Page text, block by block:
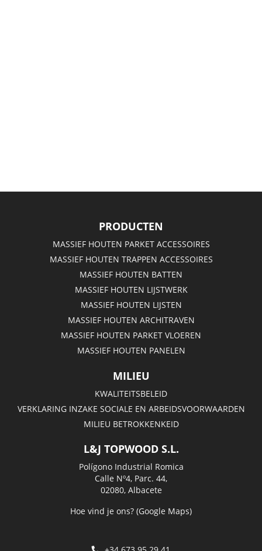
PRODUCTEN
MASSIEF HOUTEN PARKET ACCESSOIRES
MASSIEF HOUTEN TRAPPEN ACCESSOIRES
MASSIEF HOUTEN BATTEN
MASSIEF HOUTEN LIJSTWERK
MASSIEF HOUTEN LIJSTEN
MASSIEF HOUTEN ARCHITRAVEN
MASSIEF HOUTEN PARKET VLOEREN
MASSIEF HOUTEN PANELEN
MILIEU
KWALITEITSBELEID
VERKLARING INZAKE SOCIALE EN ARBEIDSVOORWAARDEN
MILIEU BETROKKENKEID
L&J TOPWOOD S.L.
Polígono Industrial Romica
Calle Nº4, Parc. 44,
02080, Albacete
Hoe vind je ons? (Google Maps)